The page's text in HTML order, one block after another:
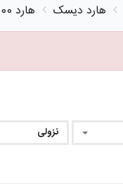
هارد دیسک هارد 500 گیگابایت
نزولی